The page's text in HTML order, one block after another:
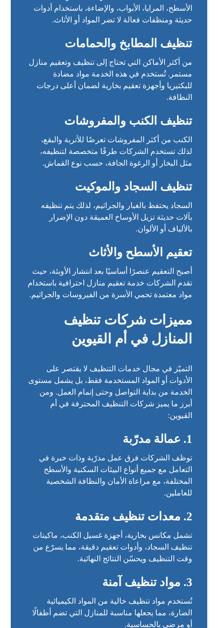
الأسطح، المرايا، الأبواب، والإضاءة، باستخدام أدوات
حديثة ومنظفات فعالة لا تضر المواد أو الأثاث.
تنظيف المطابخ والحمامات
من أكثر الأماكن التي تحتاج إلى تنظيف وتعقيم منازل
مستمر. تُستخدم في هذه الخدمة مواد مضادة
للبكتيريا وأجهزة تعقيم بخارية لضمان أعلى درجات
النظافة.
تنظيف الكنب والمفروشات
الكنب من أكثر المفروشات تعرضًا للأتربة والبقع،
لذلك تستخدم الشركات طرقًا متخصصة لتنظيفه،
مثل البخار أو الرغوة الجافة، حسب نوع القماش.
تنظيف السجاد والموكيت
السجاد يحتفظ بالغبار والجراثيم، لذلك يتم تنظيفه
بآلات حديثة تزيل الأوساخ العميقة دون الإضرار
بالألياف أو الألوان.
تعقيم الأسطح والأثاث
أصبح التعقيم عنصرًا أساسيًا بعد انتشار الأوبئة، حيث
تقدم الشركات خدمة تعقيم منازل احترافية باستخدام
مواد معتمدة تحمي الأسرة من الفيروسات والجراثيم.
مميزات شركات تنظيف
المنازل في أم القيوين
التميّز في مجال خدمات التنظيف لا يقتصر على
الأدوات أو المواد المستخدمة فقط، بل يشمل مستوى
الخدمة من بداية التواصل وحتى إتمام العمل. ومن
أبرز ما يميز شركات التنظيف المحترفة في أم
القيوين:
1. عمالة مدرّبة
توظف الشركات فرق عمل مدرّبة وذات خبرة في
التعامل مع جميع أنواع البيئات السكنية والأسطح
المختلفة، مع مراعاة الأمان والنظافة الشخصية
للعاملين.
2. معدات تنظيف متقدمة
تشمل مكانس بخارية، أجهزة غسيل الكنب، ماكينات
تنظيف السجاد، وأدوات تعقيم دقيقة، مما يسرّع من
وقت التنظيف ويحسّن النتائج النهائية.
3. مواد تنظيف آمنة
تُستخدم مواد تنظيف خالية من المواد الكيميائية
الضارة، مما يجعلها مناسبة للمنازل التي تضم أطفالًا
أو مرضى بالحساسية.